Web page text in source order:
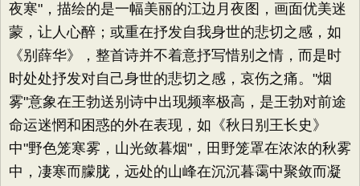
夜寒"，描绘的是一幅美丽的江边月夜图，画面优美迷
蒙，让人心醉；或重在抒发自我身世的悲切之感，如
《别薛华》，整首诗并不着意抒写惜别之情，而是时
时处处抒发对自己身世的悲切之感，哀伤之痛。"烟
雾"意象在王勃送别诗中出现频率极高，是王勃对前途
命运迷惘和困惑的外在表现，如《秋日别王长史》
中"野色笼寒雾，山光敛暮烟"，田野笼罩在浓浓的秋雾
中，凄寒而朦胧，远处的山峰在沉沉暮霭中聚敛而凝